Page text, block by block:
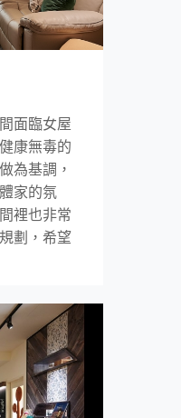
面臨女屋
康無毒的
為基調，
家的氛
裡也非常
劃，希望